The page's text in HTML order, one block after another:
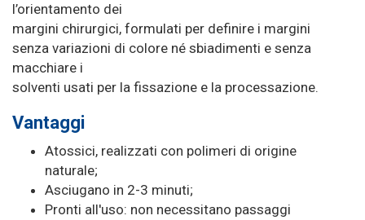
l’orientamento dei
margini chirurgici, formulati per definire i margini
senza variazioni di colore né sbiadimenti e senza
macchiare i
solventi usati per la fissazione e la processazione.
Vantaggi
Atossici, realizzati con polimeri di origine
naturale;
Asciugano in 2-3 minuti;
Pronti all'uso: non necessitano passaggi